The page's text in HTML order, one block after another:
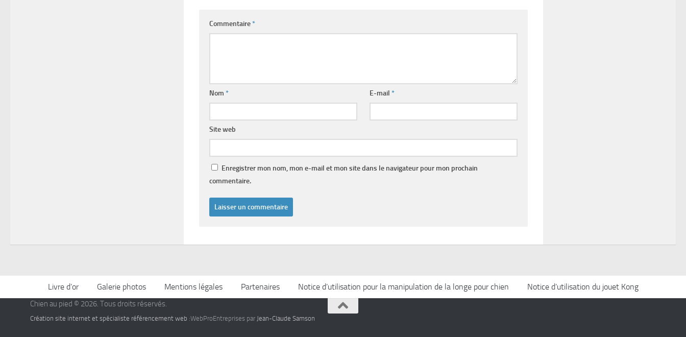
Commentaire*
Nom * E-mail*
Site web
Enregistrer mon nom, mon e-mail et mon site dans le navigateur pour mon prochain
commentaire.
Livre d’or Galerie photos Mentions légales Partenaires Notice d’utilisation pour la manipulation de la longe pour chien Notice d’utilisation du jouet Kong
Chien au pied © 2026. Tous droits réservés.
Création site internet et spécialiste référencement web :WebProEntreprises par Jean-Claude Samson